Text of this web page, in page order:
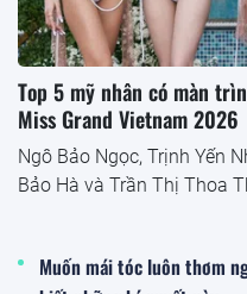
Top 5 mỹ nhân có màn
Miss Grand Vietnam 2026
Ngô Bảo Ngọc, Trịnh Yến
Bảo Hà và Trần Thị Thoa
Muốn mái tóc luôn thơm